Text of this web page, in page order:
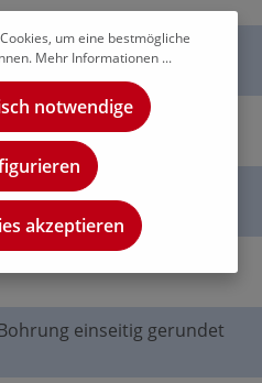
einseitig gerundet
um eine bestmögliche
Mehr Informationen ...
notwendige
akzeptieren